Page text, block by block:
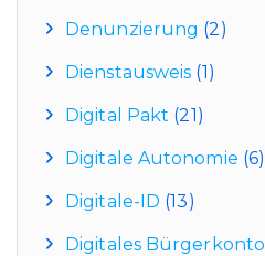
Denunzierung (2)
Dienstausweis (1)
Digital Pakt (21)
Digitale Autonomie (6)
Digitale-ID (13)
Digitales Bürgerkonto